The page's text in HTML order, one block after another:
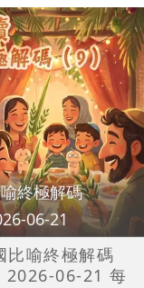
【Deepro
畫 #聖經動畫
今日的信仰版
麗回憶， 打
將信仰現代
齊輕鬆學習聖
👉👉
碼（10）》 完
終極解碼
06-21
比喻終極解碼
06-21 每